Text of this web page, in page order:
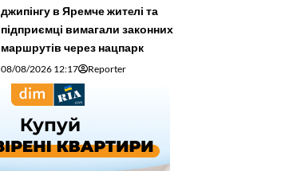
джипінгу в Яремче житeлі та
підприємці вимагали законних
маршрутів через нацпарк
08/08/2026 12:17 Reporter